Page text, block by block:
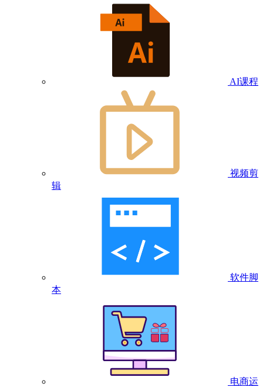
AI课程
视频剪
辑
软件脚
本
电商运